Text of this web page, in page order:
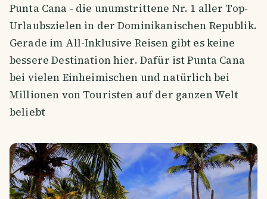
Punta Cana - die unumstrittene Nr. 1 aller Top-
Urlaubszielen in der Dominikanischen Republik.
Gerade im All-Inklusive Reisen gibt es keine
bessere Destination hier. Dafür ist Punta Cana
bei vielen Einheimischen und natürlich bei
Millionen von Touristen auf der ganzen Welt
beliebt